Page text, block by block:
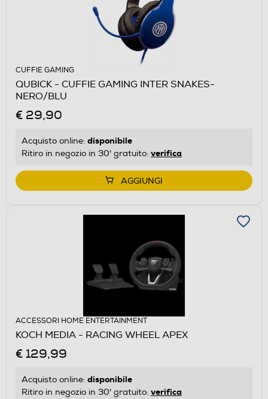
CUFFIE GAMING
QUBICK - CUFFIE GAMING INTER SNAKES-
NERO/BLU
€ 29,90
Acquisto online: disponibile
Ritiro in negozio in 30' gratuito: verifica
AGGIUNGI
ACCESSORI HOME ENTERTAINMENT
KOCH MEDIA - RACING WHEEL APEX
€ 129,99
Acquisto online: disponibile
Ritiro in negozio in 30' gratuito: verifica